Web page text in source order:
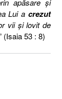
Lui a crezut
vii şi lovit de
(Isaia 53 : 8)